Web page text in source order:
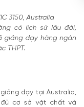
3150, Australia
có lịch sử lâu đời,
giảng dạy hàng ngàn
THPT.
dạy tại Australia,
cơ sở vật chất và